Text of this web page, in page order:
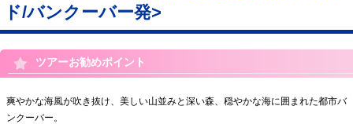
ド/バンクーバー発>
ツアーお勧めポイント
爽やかな海風が吹き抜け、美しい山並みと深い森、穏やかな海に囲まれた都市バ
ンクーバー。